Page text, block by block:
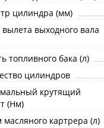
цилиндра (мм)
выходного вала
топливного бака (л)
цилиндров
крутящий
(Нм)
картрера (л)